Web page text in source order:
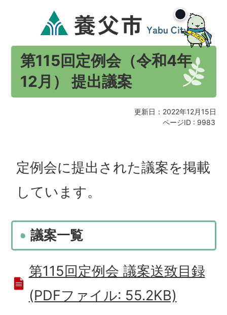
第115回定例会（令和4年
12月） 提出議案
更新日：2022年12月15日
ページID : 9983
定例会に提出された議案を掲載
しています。
議案一覧
第115回定例会 議案送致目録
(PDFファイル: 55.2KB)